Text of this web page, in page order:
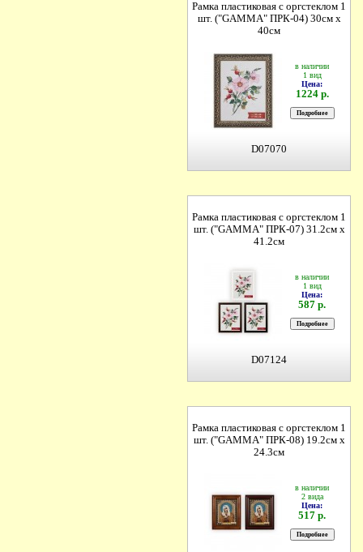
Рамка пластиковая с оргстеклом 1
шт. ("GAMMA" ПРК-04) 30см х
40см
в наличии
1 вид
Цена:
1224 р.
D07070
Рамка пластиковая с оргстеклом 1
шт. ("GAMMA" ПРК-07) 31.2см х
41.2см
в наличии
1 вид
Цена:
587 р.
D07124
Рамка пластиковая с оргстеклом 1
шт. ("GAMMA" ПРК-08) 19.2см х
24.3см
в наличии
2 вида
Цена:
517 р.